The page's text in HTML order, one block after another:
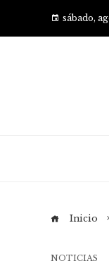
sábado,
Inicio
NOTICIAS